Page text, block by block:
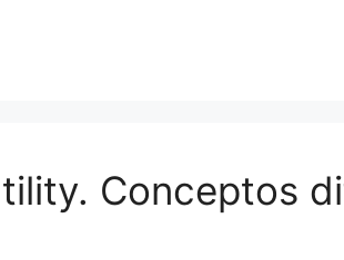
Conceptos